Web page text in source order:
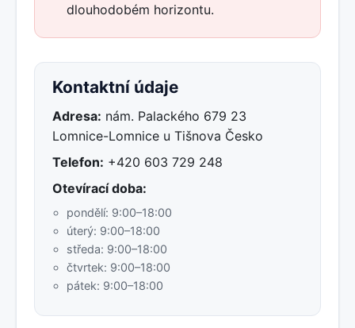
dlouhodobém horizontu.
Kontaktní údaje
Adresa: nám. Palackého 679 23
Lomnice-Lomnice u Tišnova Česko
Telefon: +420 603 729 248
Otevírací doba:
pondělí: 9:00–18:00
úterý: 9:00–18:00
středa: 9:00–18:00
čtvrtek: 9:00–18:00
pátek: 9:00–18:00